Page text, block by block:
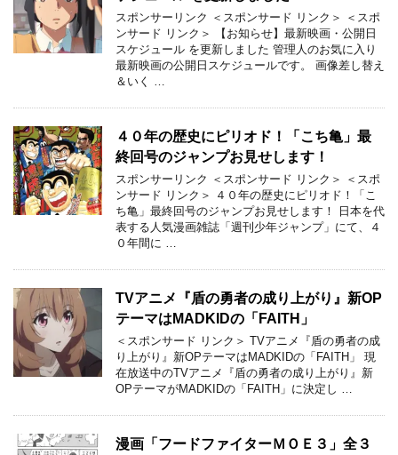
スポンサーリンク ＜スポンサード リンク＞ ＜スポ
ンサード リンク＞ 【お知らせ】最新映画・公開日
スケジュール を更新しました 管理人のお気に入り
最新映画の公開日スケジュールです。 画像差し替え
＆いく …
４０年の歴史にピリオド！「こち亀」最
終回号のジャンプお見せします！
スポンサーリンク ＜スポンサード リンク＞ ＜スポ
ンサード リンク＞ ４０年の歴史にピリオド！「こ
ち亀」最終回号のジャンプお見せします！ 日本を代
表する人気漫画雑誌「週刊少年ジャンプ」にて、４
０年間に …
TVアニメ『盾の勇者の成り上がり』新OP
テーマはMADKIDの「FAITH」
＜スポンサード リンク＞ TVアニメ『盾の勇者の成
り上がり』新OPテーマはMADKIDの「FAITH」 現
在放送中のTVアニメ『盾の勇者の成り上がり』新
OPテーマがMADKIDの「FAITH」に決定し …
漫画「フードファイターＭＯＥ３」全３